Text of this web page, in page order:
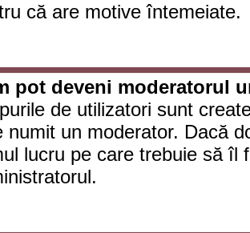
că are motive întemeiate.
pot deveni moderatorul
de utilizatori sunt
numit un moderator. Dacă
lucru pe care trebuie să îl